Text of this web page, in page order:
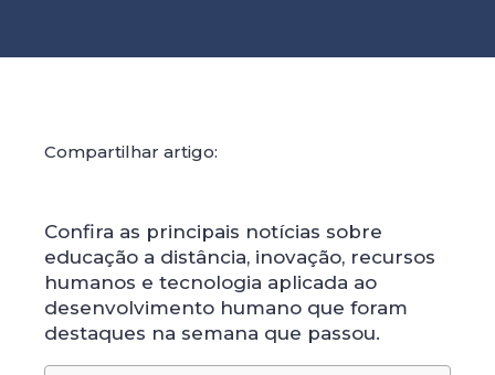
Compartilhar artigo:
Confira as principais notícias sobre
educação a distância, inovação, recursos
humanos e tecnologia aplicada ao
desenvolvimento humano que foram
destaques na semana que passou.